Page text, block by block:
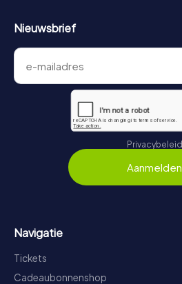
Nieuwsbrief
Privacybeleid
Aanmelden
Navigatie
Tickets
Cadeaubonnenshop